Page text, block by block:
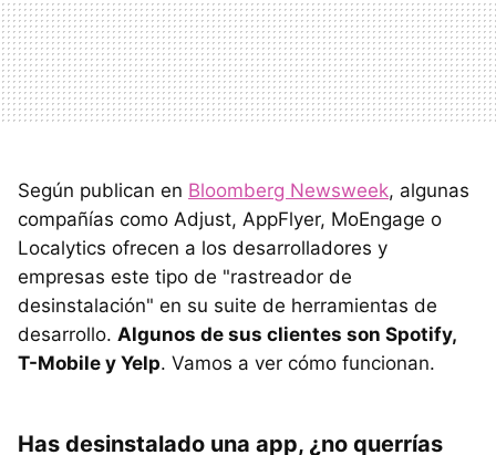
Según publican en Bloomberg Newsweek, algunas
compañías como Adjust, AppFlyer, MoEngage o
Localytics ofrecen a los desarrolladores y
empresas este tipo de "rastreador de
desinstalación" en su suite de herramientas de
desarrollo. Algunos de sus clientes son Spotify,
T-Mobile y Yelp. Vamos a ver cómo funcionan.
Has desinstalado una app, ¿no querrías